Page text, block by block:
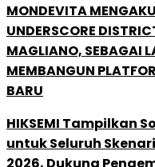
MONDEVITA
UNDERSCORE
MAGLIANO, SEBAGAI
MEMBANGUN
BARU
HIKSEMI Tampilkan
untuk Seluruh
2026, Dukung